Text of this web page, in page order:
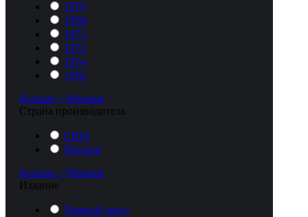
1979
1958
1973
1972
1974
1956
Больше + Меньше
Cтрана производитель
США
Япония
Больше + Меньше
Издание
Первый пресс